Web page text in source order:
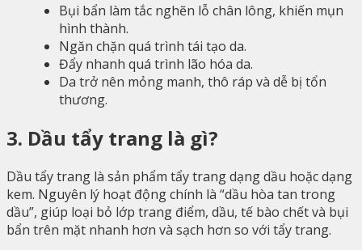
Bụi bẩn làm tắc nghẽn lỗ chân lông, khiến mụn
hình thành.
Ngăn chặn quá trình tái tạo da.
Đẩy nhanh quá trình lão hóa da.
Da trở nên mỏng manh, thô ráp và dễ bị tổn
thương.
3. Dầu tẩy trang là gì?
Dầu tẩy trang là sản phẩm tẩy trang dạng dầu hoặc dạng
kem. Nguyên lý hoạt động chính là “dầu hòa tan trong
dầu”, giúp loại bỏ lớp trang điểm, dầu, tế bào chết và bụi
bẩn trên mặt nhanh hơn và sạch hơn so với tẩy trang.